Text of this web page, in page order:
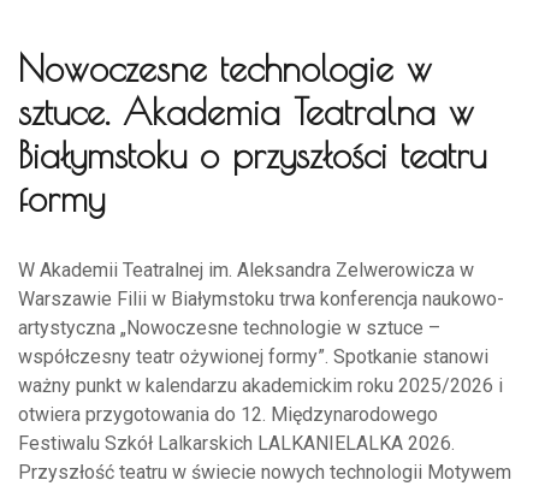
Nowoczesne technologie w
sztuce. Akademia Teatralna w
Białymstoku o przyszłości teatru
formy
W Akademii Teatralnej im. Aleksandra Zelwerowicza w
Warszawie Filii w Białymstoku trwa konferencja naukowo-
artystyczna „Nowoczesne technologie w sztuce –
współczesny teatr ożywionej formy”. Spotkanie stanowi
ważny punkt w kalendarzu akademickim roku 2025/2026 i
otwiera przygotowania do 12. Międzynarodowego
Festiwalu Szkół Lalkarskich LALKANIELALKA 2026.
Przyszłość teatru w świecie nowych technologii Motywem